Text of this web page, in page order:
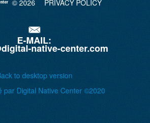
© 2026 PRIVACY POLICY
E-MAIL:
native-center.com
to desktop version
par Digital Native Center ©2020